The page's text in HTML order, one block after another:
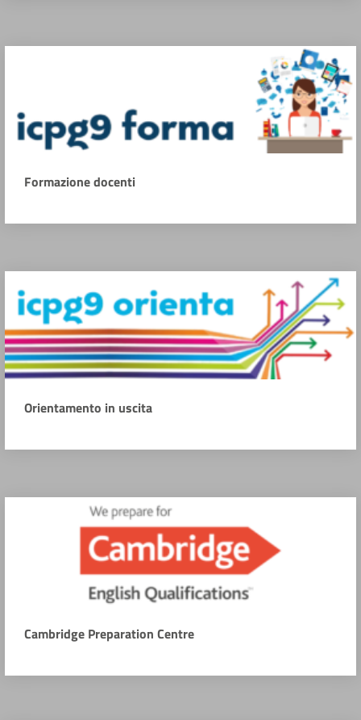
Formazione docenti
Orientamento in uscita
Cambridge Preparation Centre